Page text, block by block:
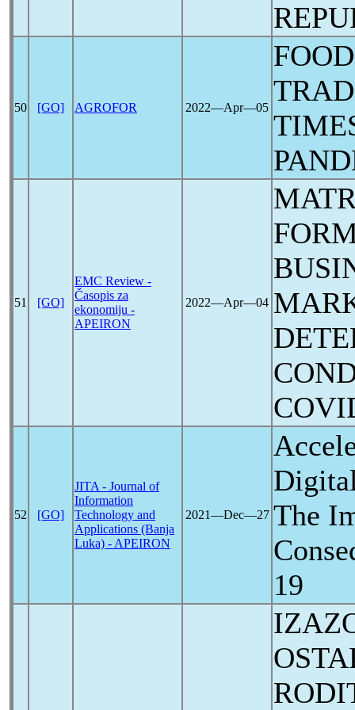
50 [GO] AGROFOR 2022―Apr―05
51 [GO]
EMC Review -
Časopis za
ekonomiju -
APEIRON
2022―Apr―04
52 [GO]
JITA - Journal of
Information
Technology and
Applications (Banja
Luka) - APEIRON
2021―Dec―27 The
19